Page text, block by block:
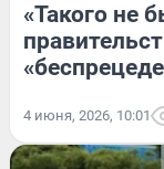
«Такого не
4 июня, 2026, 10:01